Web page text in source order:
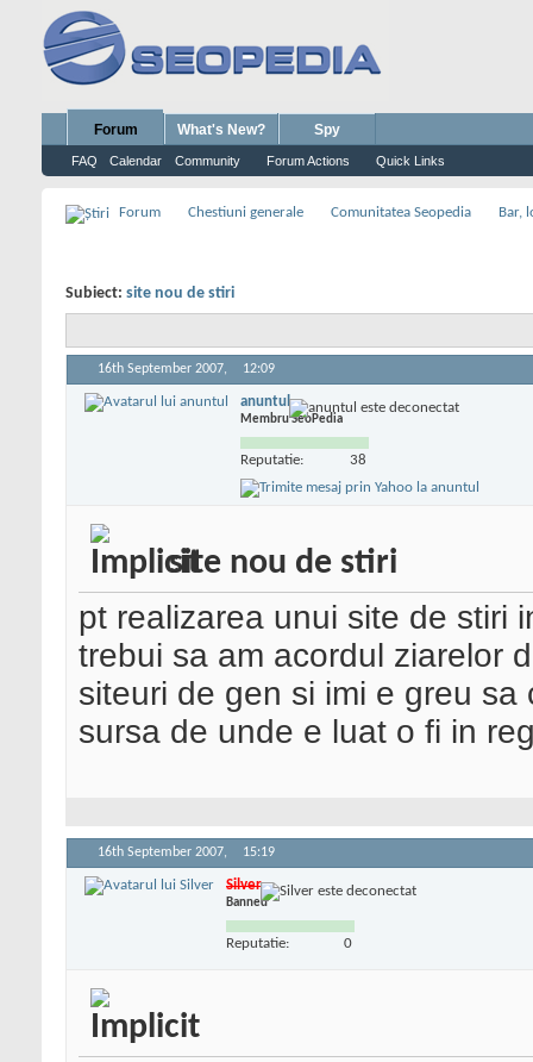
Forum
FAQ Calendar Community Forum Actions Quick Links
What's New? Spy
Forum Chestiuni generale Comunitatea Seopedia Bar,
Subiect: site nou de stiri
16th September 2007, 12:09
anuntul
Membru SeoPedia
Reputatie: 38
site nou de stiri
pt realizarea unui site de stiri
trebui sa am acordul ziarelor
siteuri de gen si imi e greu
sursa de unde e luat o fi in
16th September 2007, 15:19
Silver
Banned
Reputatie: 0